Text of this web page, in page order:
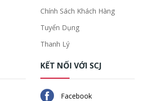
Chính Sách Khách Hàng
Tuyển Dụng
Thanh Lý
KẾT NỐI VỚI SCJ
Facebook